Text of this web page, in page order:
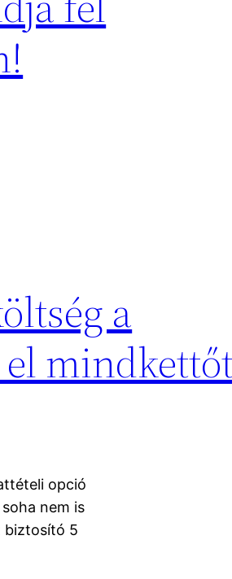
a
el
opció
nem is
biztosító 5